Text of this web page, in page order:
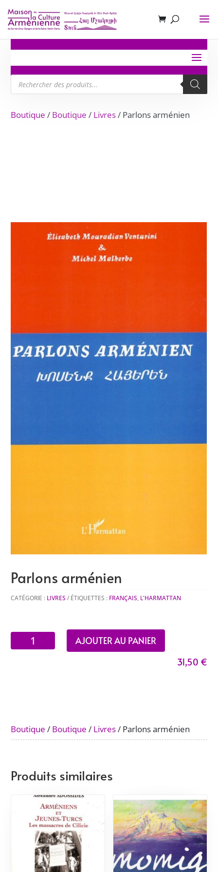
Recherche
de
produits
Boutique / Boutique / Livres/ Parlons arménien
Parlons arménien
CATÉGORIE : LIVRES ÉTIQUETTES : FRANÇAIS, L'HARMATTAN
quantité
de
AJOUTER AU PANIER
31,50 €
Boutique / Boutique / Livres/ Parlons arménien
Produits similaires